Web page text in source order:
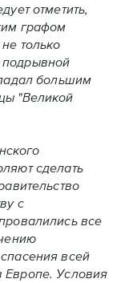
отметить,
графом
только
большим
"Великой
сделать
с
все
всей
Европе. Условия